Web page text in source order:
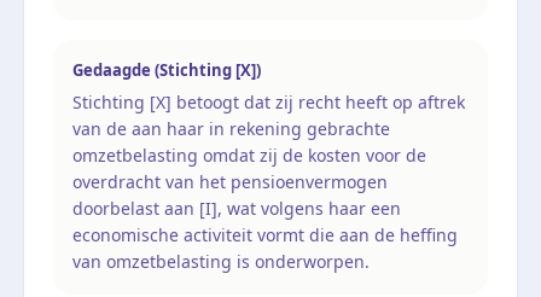
Gedaagde (Stichting [X])
Stichting [X] betoogt dat zij recht heeft op aftrek
van de aan haar in rekening gebrachte
omzetbelasting omdat zij de kosten voor de
overdracht van het pensioenvermogen
doorbelast aan [I], wat volgens haar een
economische activiteit vormt die aan de heffing
van omzetbelasting is onderworpen.